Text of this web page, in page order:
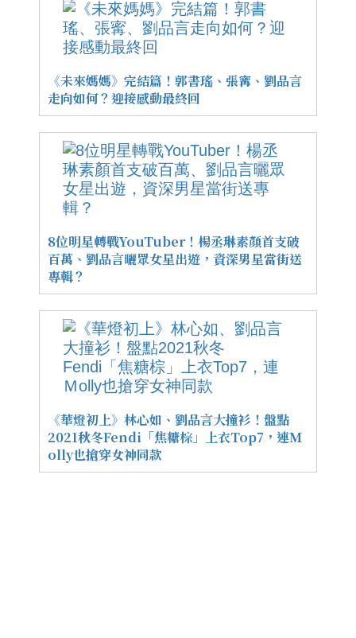
《未來媽媽》完結篇！郭書瑤、張寗、劉品言
走向如何？迎接感動最終回
8位明星轉戰YouTuber！楊丞琳素顏首支破
百萬、劉品言曬眾女星出遊，資深男星當街送
專輯？
《華燈初上》林心如、劉品言大撞衫！盤點
2021秋冬Fendi「焦糖棕」上衣Top7，連Ｍ
olly也搶穿女神同款